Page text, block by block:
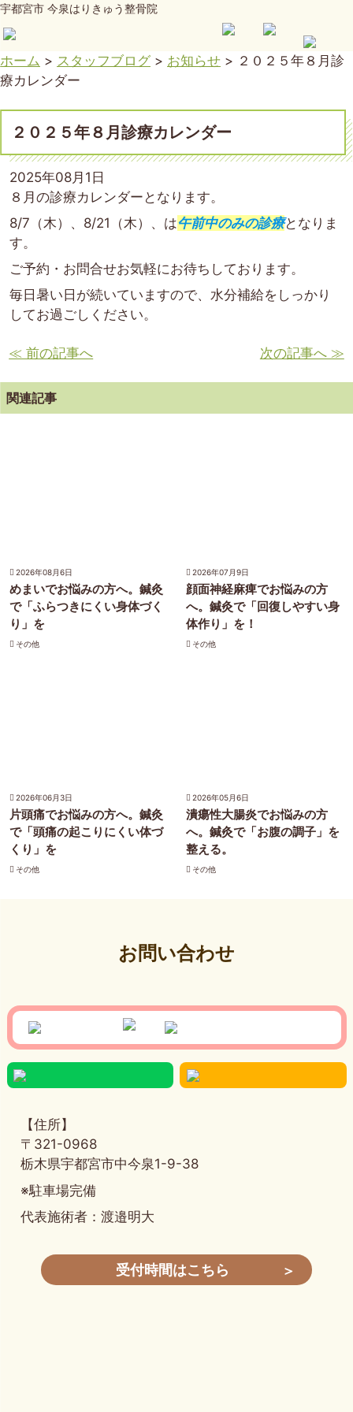
宇都宮市 今泉はりきゅう整骨院
ホーム > スタッフブログ > お知らせ > ２０２５年８月診
療カレンダー
２０２５年８月診療カレンダー
2025年08月1日
８月の診療カレンダーとなります。
8/7（木）、8/21（木）、は午前中のみの診療となりま
す。
ご予約・お問合せお気軽にお待ちしております。
毎日暑い日が続いていますので、水分補給をしっかり
してお過ごしください。
≪ 前の記事へ 次の記事へ ≫
関連記事
2026年08月6日
めまいでお悩みの方へ。鍼灸
で「ふらつきにくい身体づく
り」を
その他
2026年07月9日
顔面神経麻痺でお悩みの方
へ。鍼灸で「回復しやすい身
体作り」を！
その他
2026年06月3日
片頭痛でお悩みの方へ。鍼灸
で「頭痛の起こりにくい体づ
くり」を
その他
2026年05月6日
潰瘍性大腸炎でお悩みの方
へ。鍼灸で「お腹の調子」を
整える。
その他
お問い合わせ
【住所】
〒321-0968
栃木県宇都宮市中今泉1-9-38
※駐車場完備
代表施術者：渡邉明大
受付時間はこちら